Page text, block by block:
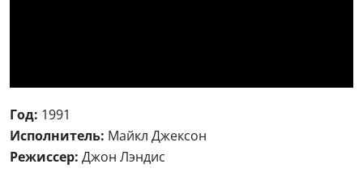
Год: 1991
Исполнитель: Майкл Джексон
Режиссер: Джон Лэндис